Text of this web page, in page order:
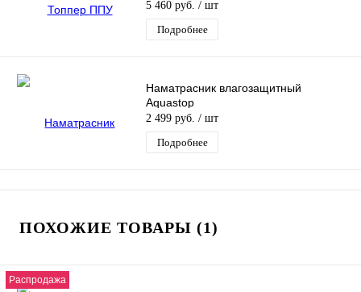
5 460 руб. / шт
Подробнее
Наматрасник влагозащитный
Aquastop
2 499 руб. / шт
Подробнее
ПОХОЖИЕ ТОВАРЫ (1)
Распродажа